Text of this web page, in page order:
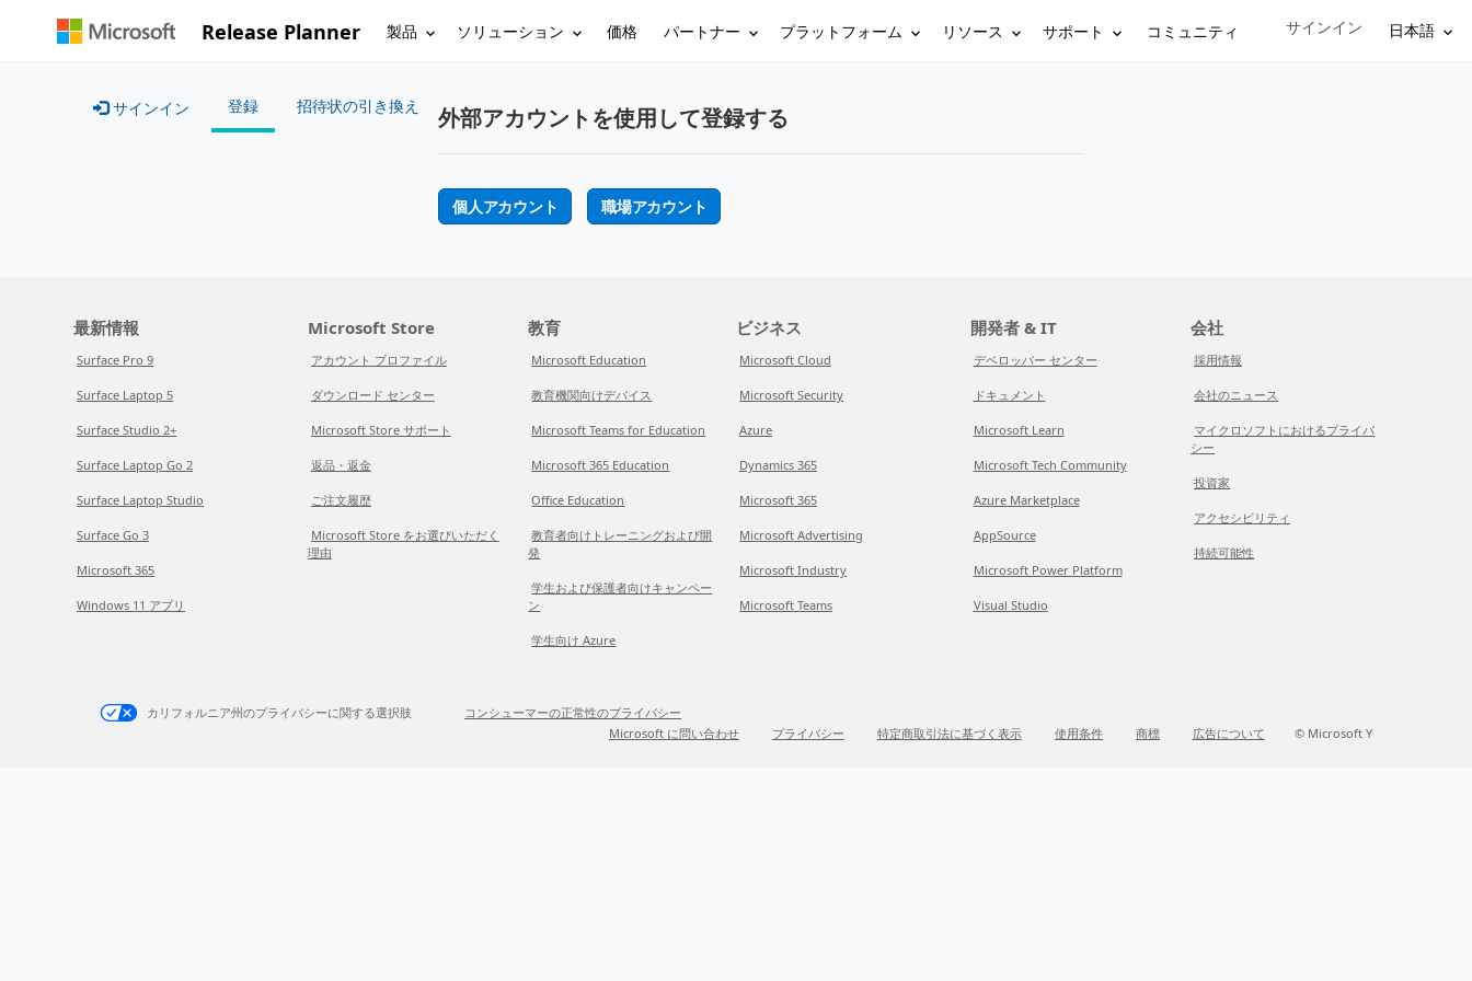
Release Planner 製品 ソリューション 価格 パートナー プラットフォーム リソース サポート コミュニティ Sign in to your account
サインイン 日本語
サインイン 登録 招待状の引き換え 外部アカウントを使用して登録する
個人アカウント 職場アカウント
最新情報
Surface Pro 9
Surface Laptop 5
Surface Studio 2+
Surface Laptop Go 2
Surface Laptop Studio
Surface Go 3
Microsoft 365
Windows 11 アプリ
Microsoft Store
アカウント プロファイル
ダウンロード センター
Microsoft Store サポート
返品・返金
ご注文履歴
Microsoft Store をお選びいただく
理由
教育
Microsoft Education
教育機関向けデバイス
Microsoft Teams for Education
Microsoft 365 Education
Office Education
教育者向けトレーニングおよび開
発
学生および保護者向けキャンペー
ン
学生向け Azure
ビジネス
Microsoft Cloud
Microsoft Security
Azure
Dynamics 365
Microsoft 365
Microsoft Advertising
Microsoft Industry
Microsoft Teams
開発者 & IT
デベロッパー センター
ドキュメント
Microsoft Learn
Microsoft Tech Community
Azure Marketplace
AppSource
Microsoft Power Platform
Visual Studio
会社
採用情報
会社のニュース
マイクロソフトにおけるプライバ
シー
投資家
アクセシビリティ
持続可能性
カリフォルニア州のプライバシーに関する選択肢
コンシューマーの正常性のプライバシー
Microsoft に問い合わせ
プライバシー 特定商取引法に基づく表示 使用条件 商標 広告について © Microsoft Y